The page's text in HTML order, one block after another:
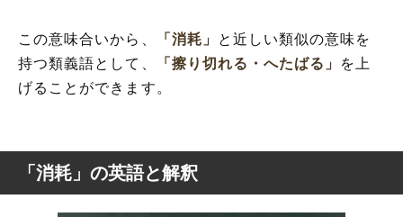
この意味合いから、 「消耗」
と近しい類似の意味を
持つ類義語として、
「擦り切れる・へたばる」 を上
げることができます。
「消耗」の英語と解釈